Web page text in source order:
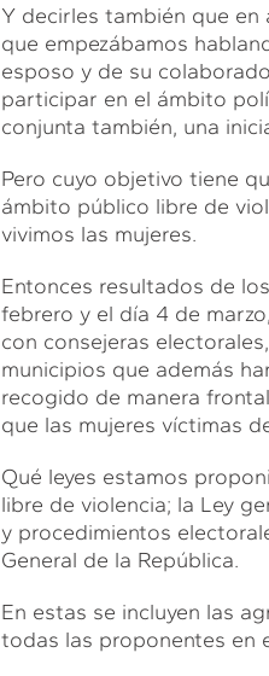
Y decirles también que
que empezábamos
esposo y de su
participar en el ámbito
conjunta también, una
Pero cuyo objetivo tiene
ámbito público libre de
vivimos las mujeres.
Entonces resultados de
febrero y el día 4 de
con consejeras
municipios que además
recogido de manera
que las mujeres víctimas
Qué leyes estamos
libre de violencia; la Ley
y procedimientos
General de la República.
En estas se incluyen las
todas las proponentes en